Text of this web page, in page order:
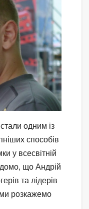
одним із
способів
у всесвітній
що Андрій
та лідерів
розкажемо